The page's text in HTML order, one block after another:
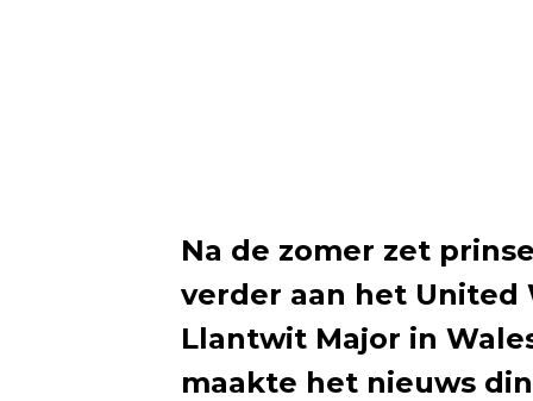
Na de zomer zet
verder aan het
Llantwit Major in
maakte het nieuws